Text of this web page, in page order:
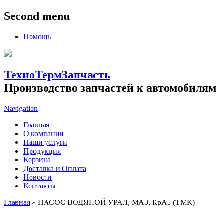
Second menu
Помощь
ТехноТермЗапчасть
Производство запчастей к
Navigation
Главная
О компании
Наши услуги
Продукция
Корзина
Доставка и Оплата
Новости
Контакты
Главная » НАСОС ВОДЯНОЙ УРАЛ, МАЗ, КрАЗ (ТМК)